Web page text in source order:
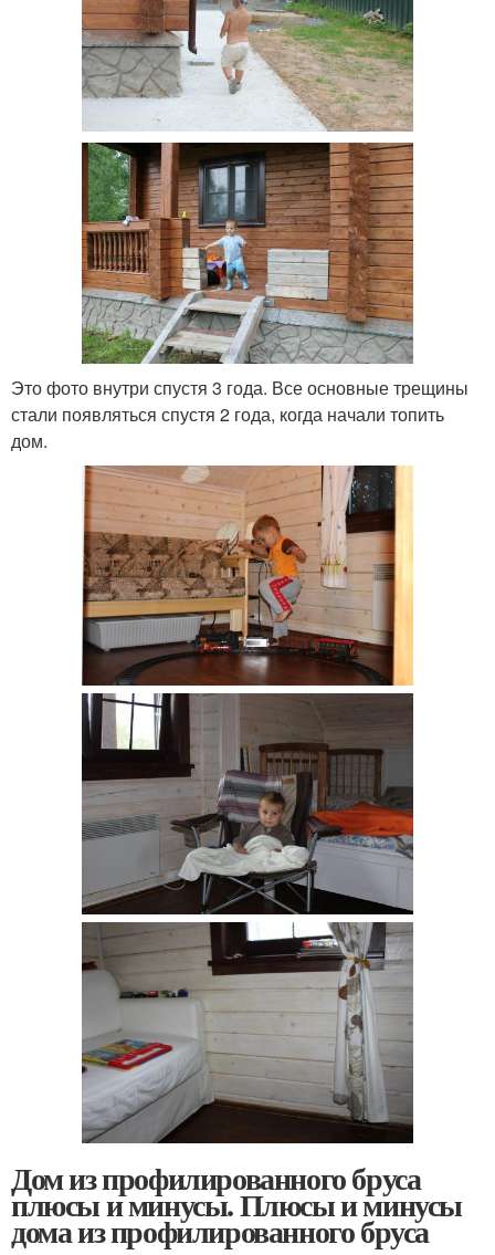
Это фото внутри спустя 3 года. Все основные трещины
стали появляться спустя 2 года, когда начали топить
дом.
Дом из профилированного бруса
плюсы и минусы. Плюсы и минусы
дома из профилированного бруса